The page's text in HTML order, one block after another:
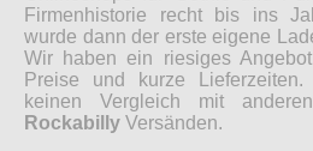
Firmenhistorie recht bis ins
wurde dann der erste eigene
Wir haben ein riesiges
Preise und kurze
keinen Vergleich mit
Rockabilly Versänden.